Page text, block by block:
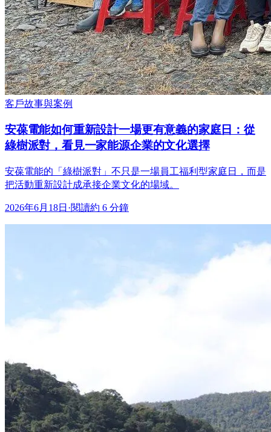
客戶故事與案例
安葆電能如何重新設計一場更有意義的家庭日：從
綠樹派對，看見一家能源企業的文化選擇
安葆電能的「綠樹派對」不只是一場員工福利型家庭日，而是
把活動重新設計成承接企業文化的場域。
2026年6月18日 ·閱讀約 6 分鐘